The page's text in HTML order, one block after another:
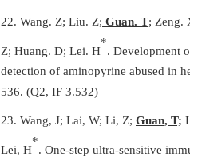
22. Wang. Z; Liu. Z; Guan. T; Zeng.
Z; Huang. D; Lei. H
*
. Development
detection of aminopyrine abused in
536. (Q2, IF 3.532)
23. Wang, J; Lai, W; Li, Z; Guan, T;
Lei, H
*
. One-step ultra-sensitive